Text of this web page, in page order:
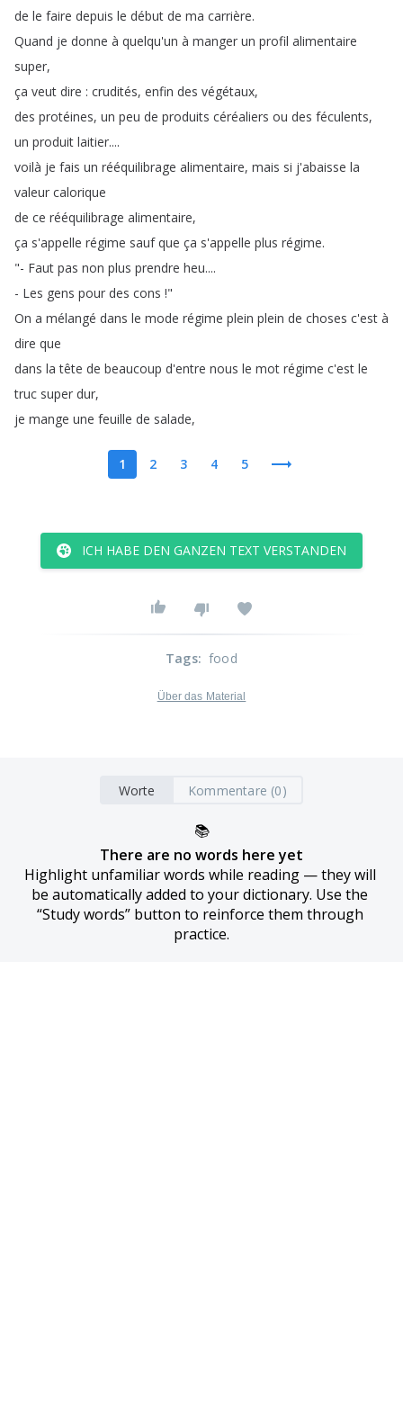
de le faire depuis le début de ma carrière.
Quand je donne à quelqu'un à manger un profil alimentaire
super,
ça veut dire : crudités, enfin des végétaux,
des protéines, un peu de produits céréaliers ou des féculents,
un produit laitier....
voilà je fais un rééquilibrage alimentaire, mais si j'abaisse la
valeur calorique
de ce rééquilibrage alimentaire,
ça s'appelle régime sauf que ça s'appelle plus régime.
"- Faut pas non plus prendre heu....
- Les gens pour des cons !"
On a mélangé dans le mode régime plein plein de choses c'est à
dire que
dans la tête de beaucoup d'entre nous le mot régime c'est le
truc super dur,
je mange une feuille de salade,
1 2 3 4 5
ICH HABE DEN GANZEN TEXT VERSTANDEN
Tags: food
Über das Material
Worte Kommentare (0)
📚
There are no words here yet
Highlight unfamiliar words while reading — they will
be automatically added to your dictionary. Use the
“Study words” button to reinforce them through
practice.